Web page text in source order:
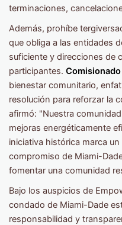
terminaciones,
Además, prohíbe
que obliga a las entidades
suficiente y direcciones de
participantes.
bienestar comunitario,
resolución para reforzar la
afirmó: "Nuestra
mejoras energéticamente
iniciativa histórica marca
compromiso de Miami-
fomentar una comunidad
Bajo los auspicios de
condado de Miami-Dade
responsabilidad y